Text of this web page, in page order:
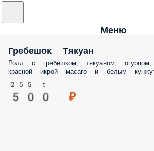
Меню
Гребешок Тякуан
Ролл с гребешком, тякуаном,
красной икрой масаго и белым
255 г.
500 ₽